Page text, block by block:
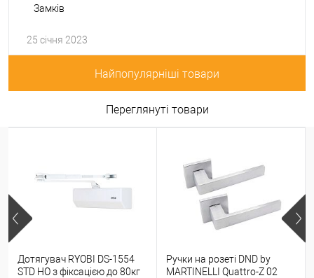
Замків
25 січня 2023
Найпопулярніші товари
Переглянуті товари
Дотягувач RYOBI DS-1554
STD HO з фіксацією до 80кг
Ручки на розеті DND by
MARTINELLI Quattro-Z 02